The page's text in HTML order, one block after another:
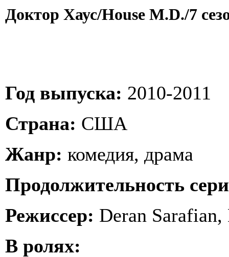
Доктор Хаус/House M.D./7
Год выпуска: 2010-2011
Страна: США
Жанр: комедия, драма
Продолжительность
Режиссер: Deran
В ролях: